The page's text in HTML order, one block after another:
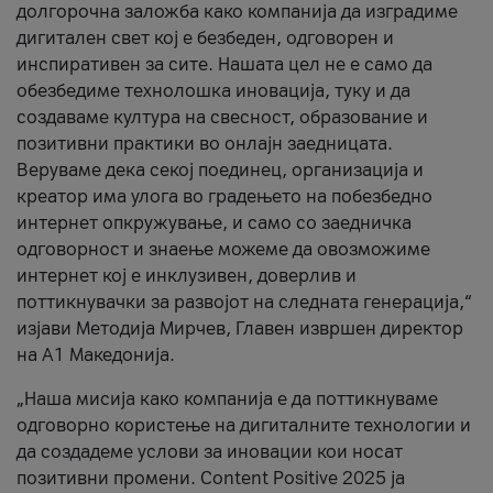
долгорочна заложба како компанија да изградиме
дигитален свет кој е безбеден, одговорен и
инспиративен за сите. Нашата цел не е само да
обезбедиме технолошка иновација, туку и да
создаваме култура на свесност, образование и
позитивни практики во онлајн заедницата.
Веруваме дека секој поединец, организација и
креатор има улога во градењето на побезбедно
интернет опкружување, и само со заедничка
одговорност и знаење можеме да овозможиме
интернет кој е инклузивен, доверлив и
поттикнувачки за развојот на следната генерација,“
изјави Методија Мирчев, Главен извршен директор
на А1 Македонија.
„Наша мисија како компанија е да поттикнуваме
одговорно користење на дигиталните технологии и
да создадеме услови за иновации кои носат
позитивни промени. Content Positive 2025 ја